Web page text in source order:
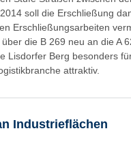
soll die Erschließung
Erschließungsarbeiten
die B 269 neu an die A
Lisdorfer Berg besonders
attraktiv.
Industrieflächen